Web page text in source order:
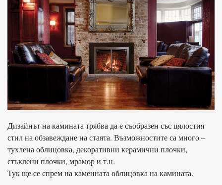
Дизайнът на камината трябва да е съобразен със цялостия
стил на обзавеждане на стаята. Възможностите са много –
тухлена облицовка, декоративни керамични плочки,
стъклени плочки, мрамор и т.н.
Тук ще се спрем на каменната облицовка на камината.